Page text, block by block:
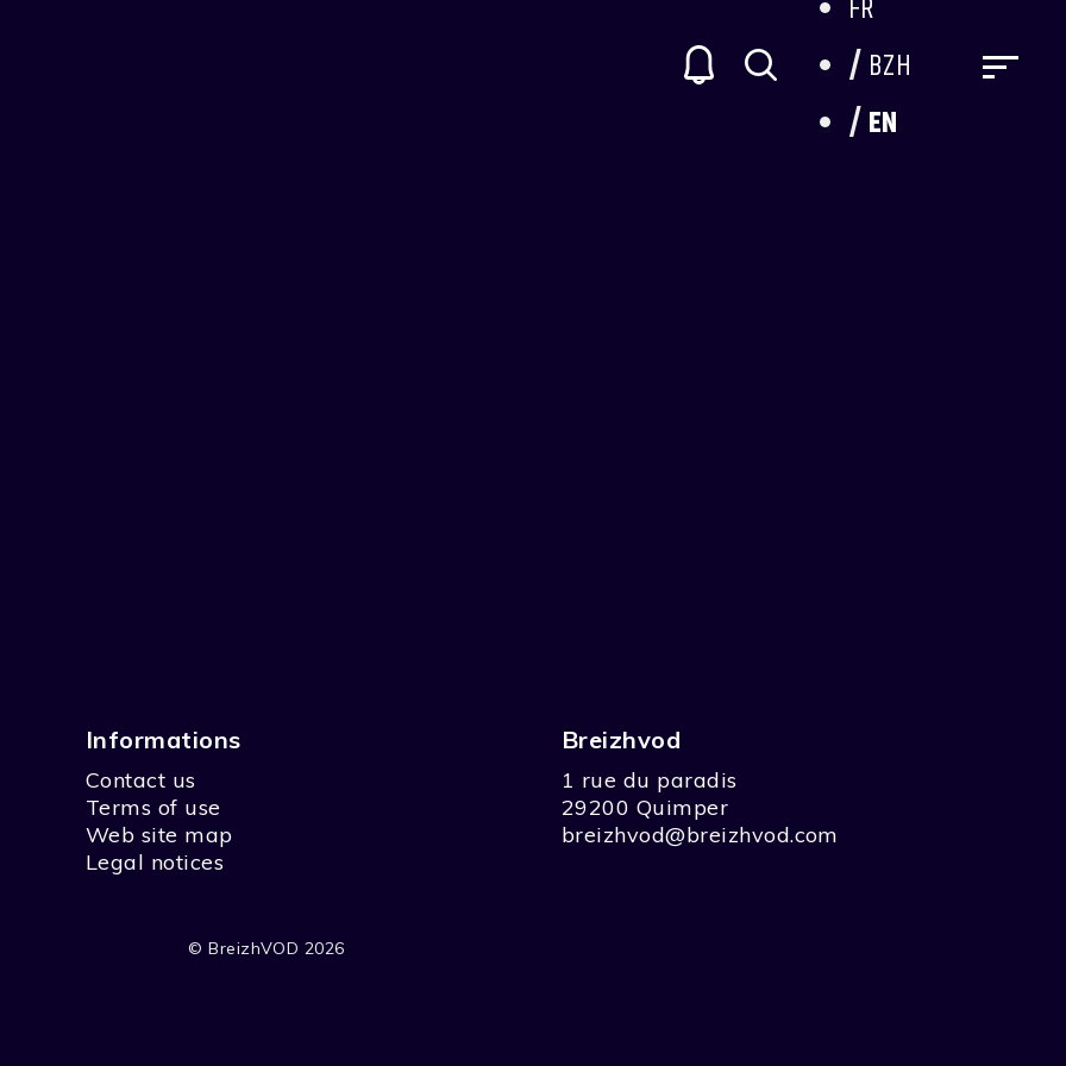
FR
BZH
EN
Informations
Contact us
Terms of use
Web site map
Legal notices
Breizhvod
1 rue du paradis
29200 Quimper
breizhvod@breizhvod.com
© BreizhVOD 2026